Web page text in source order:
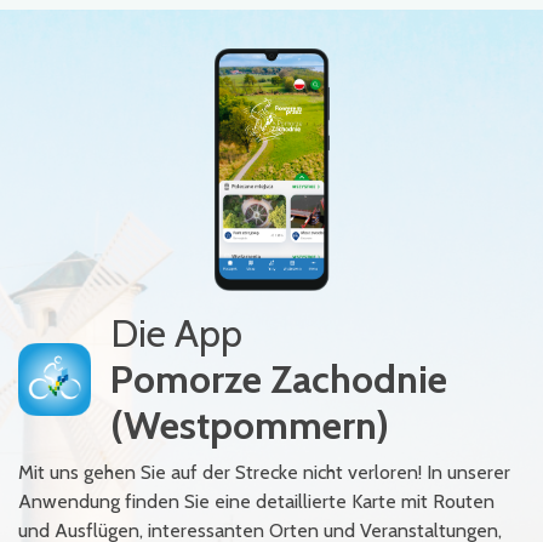
Die App
Pomorze Zachodnie
(Westpommern)
Mit uns gehen Sie auf der Strecke nicht verloren! In unserer
Anwendung finden Sie eine detaillierte Karte mit Routen
und Ausflügen, interessanten Orten und Veranstaltungen,